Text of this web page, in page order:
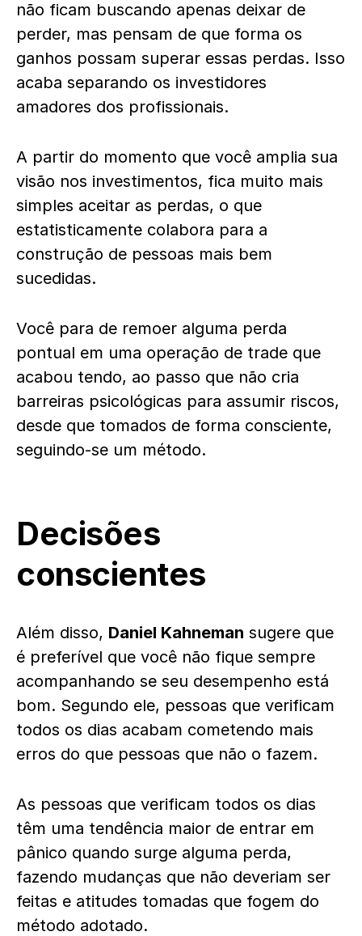
não ficam buscando apenas deixar de
perder, mas pensam de que forma os
ganhos possam superar essas perdas. Isso
acaba separando os investidores
amadores dos profissionais.
A partir do momento que você amplia sua
visão nos investimentos, fica muito mais
simples aceitar as perdas, o que
estatisticamente colabora para a
construção de pessoas mais bem
sucedidas.
Você para de remoer alguma perda
pontual em uma operação de trade que
acabou tendo, ao passo que não cria
barreiras psicológicas para assumir riscos,
desde que tomados de forma consciente,
seguindo-se um método.
Decisões
conscientes
Além disso, Daniel Kahneman sugere que
é preferível que você não fique sempre
acompanhando se seu desempenho está
bom. Segundo ele, pessoas que verificam
todos os dias acabam cometendo mais
erros do que pessoas que não o fazem.
As pessoas que verificam todos os dias
têm uma tendência maior de entrar em
pânico quando surge alguma perda,
fazendo mudanças que não deveriam ser
feitas e atitudes tomadas que fogem do
método adotado.